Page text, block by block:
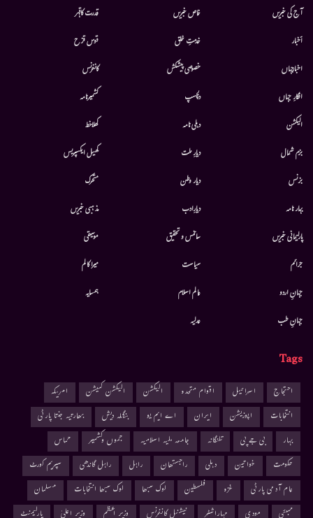
آج کی خبریں
أخبار
اخبارجہاں
افکارِ جہاں
الیکشن
بزم شمال
بزنس
بہار نامہ
پارلیمانی خبریں
جرائم
جہانِ اردو
جہانِ طب
خاص خبریں
خدمتِ خلق
خصوصی پیشکش
دلچسپ
دہلی نامہ
دیارِ ملت
دیار وطن
دیارِادب
سائنس و تحقیق
سیاست
عالم اسلام
عدلیہ
قدرت کاقہر
قوس قزح
کانفرنس
کشمیرنامہ
کھلاخط
کھیل ایکسپریس
متحرك
مذہبی خبریں
موسيقى
میرا کالم
ہمسایہ
Tags
احتجاج اسرائیل اقوام متحدہ الیکشن الیکشن کمیشن
امریکہ
انتخابات
اپوزیشن ایران اے ایم یو بنگلہ دیش
بھارتیہ جنتا پارٹی
بہار
بی جے پی تلنگانہ جامعہ ملیہ اسلامیہ جموں وکشمیر
حماس
حکومت
خواتین دہلی راجستھان راہل راہل گاندھی
سپریم کورٹ
عام آدمی پارٹی
غزہ فلسطین لوک سبھا لوک سبھا انتخابات
مسلمان